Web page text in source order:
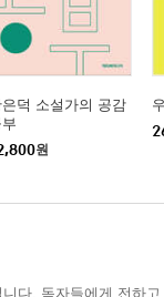
은덕 소설가의 공감
원
다. 독자들에게 전하